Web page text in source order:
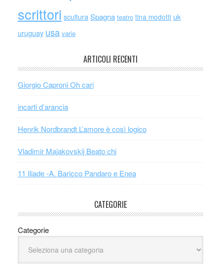
scrittori scultura Spagna teatro tina modotti uk
uruguay usa varie
ARTICOLI RECENTI
Giorgio Caproni Oh cari
incarti d’arancia
Henrik Nordbrandt L’amore è così logico
Vladimir Majakovskij Beato chi
11 Iliade -A. Baricco Pandaro e Enea
CATEGORIE
Categorie